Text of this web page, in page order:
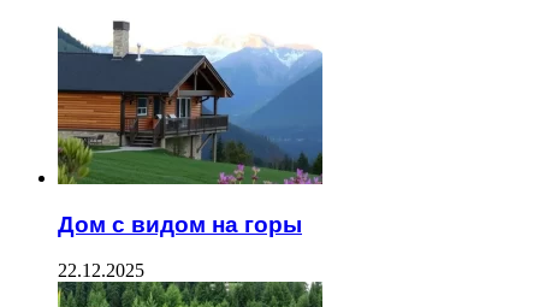
Дом с видом на горы
22.12.2025